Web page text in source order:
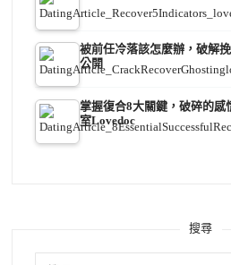
被前任冷落該怎麼辦，破解
公開
掌握復合8大關鍵，破碎的感
室Lovedoc
搜尋
搜